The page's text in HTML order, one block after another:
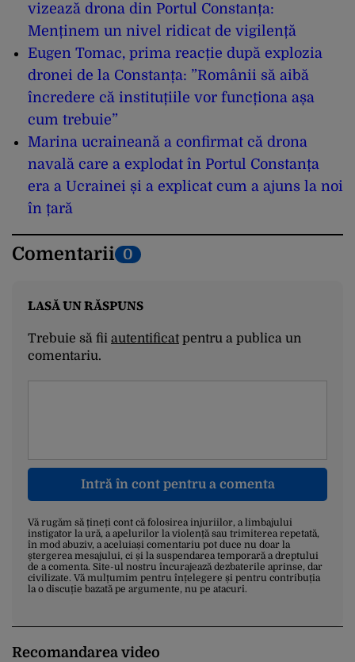
vizează drona din Portul Constanța:
Menținem un nivel ridicat de vigilență
Eugen Tomac, prima reacție după explozia
dronei de la Constanța: ”Românii să aibă
încredere că instituțiile vor funcționa așa
cum trebuie”
Marina ucraineană a confirmat că drona
navală care a explodat în Portul Constanța
era a Ucrainei și a explicat cum a ajuns la noi
în țară
Comentarii 0
LASĂ UN RĂSPUNS
Trebuie să fii autentificatpentru a publica un
comentariu.
Intră în cont pentru a comenta
Vă rugăm să țineți cont că folosirea injuriilor, a limbajului
instigator la ură, a apelurilor la violență sau trimiterea repetată,
în mod abuziv, a aceluiași comentariu pot duce nu doar la
ștergerea mesajului, ci și la suspendarea temporară a dreptului
de a comenta. Site-ul nostru încurajează dezbaterile aprinse, dar
civilizate. Vă mulțumim pentru înțelegere și pentru contribuția
la o discuție bazată pe argumente, nu pe atacuri.
Recomandarea video